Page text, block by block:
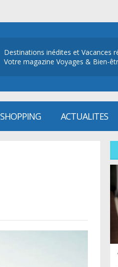
Destinations inédites et Vacances
Votre magazine Voyages & Bien-
SHOPPING ACTUALITES